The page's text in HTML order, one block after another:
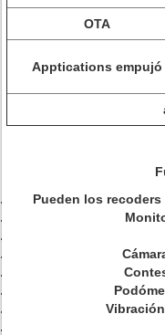
OTA
Apptications empujó
Pueden los